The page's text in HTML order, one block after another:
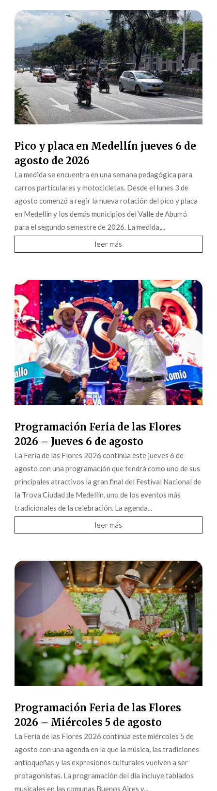
Pico y placa en Medellín jueves 6 de
agosto de 2026
La medida se encuentra en una semana pedagógica para
carros particulares y motocicletas. Desde el lunes 3 de
agosto comenzó a regir la nueva rotación del pico y placa
en Medellín y los demás municipios del Valle de Aburrá
para el segundo semestre de 2026. La medida,...
leer más
Programación Feria de las Flores
2026 – Jueves 6 de agosto
La Feria de las Flores 2026 continúa este jueves 6 de
agosto con una programación que tendrá como uno de sus
principales atractivos la gran final del Festival Nacional de
la Trova Ciudad de Medellín, uno de los eventos más
tradicionales de la celebración. La agenda...
leer más
Programación Feria de las Flores
2026 – Miércoles 5 de agosto
La Feria de las Flores 2026 continúa este miércoles 5 de
agosto con una agenda en la que la música, las tradiciones
antioqueñas y las expresiones culturales vuelven a ser
protagonistas. La programación del día incluye tablados
musicales en las comunas Buenos Aires y...